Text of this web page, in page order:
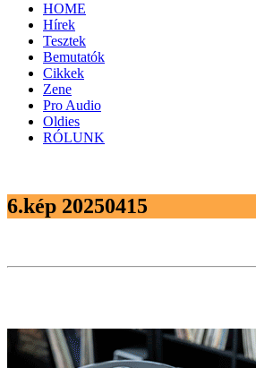
HOME
Hírek
Tesztek
Bemutatók
Cikkek
Zene
Pro Audio
Oldies
RÓLUNK
6.kép 20250415